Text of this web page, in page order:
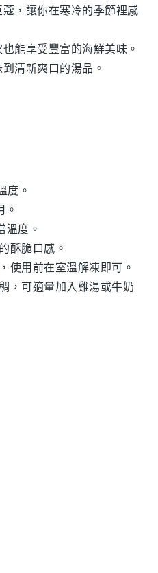
蔻 ，讓你在寒冷的季節裡感
也能享受豐富的海鮮美味。
到清新爽口的湯品 。
度。
。
溫度。
的酥脆口感。
使用前在室溫解凍即可。
，可適量加入雞湯或牛奶